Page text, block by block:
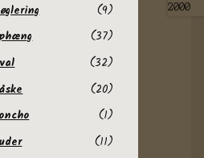
(9)
(37)
(32)
(20)
(1)
(11)